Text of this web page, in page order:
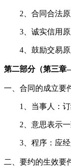
2、合同合法原
3、诚实信用原
4、鼓励交易原
第二部分（第三章
一、合同的成立要
1、当事人：订
2、意思表示一
3、程序：应经
二、要约的生效要